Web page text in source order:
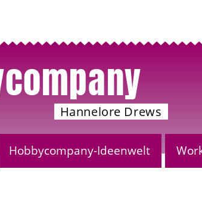
Hannelore Drews
Hobbycompany-Ideenwelt